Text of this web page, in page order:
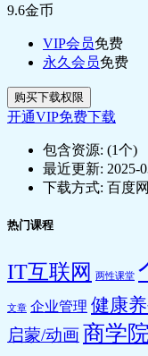
🎵 43费雪
（下）.mp3
🎵 44费雪
🖼️ 45费雪
股？.jpg
🎵 45费雪
股？.mp3
学.mp3
🎵 47费雪
🎵 48巴
有.mp3
📄 48巴菲
9.6金币
VIP会员免费
永久会员免费
购买下载权限
开通VIP免费下载
包含资源: (1个)
最近更新: 2025-
下载方式: 百度
热门课程
IT互联网 两性课堂
文章 企业管理 健康
启蒙/动画商学